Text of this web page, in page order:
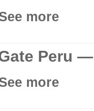
more
Peru
more